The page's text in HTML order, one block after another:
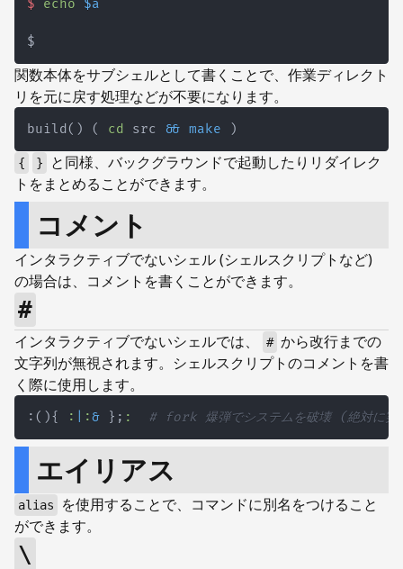
$ echo $a
関数本体をサブシェルとして書くことで、作業ディレクト
リを元に戻す処理などが不要になります。
build ( ) ( cd src && make )
{ }
と同様、バックグラウンドで起動したりリダイレク
トをまとめることができます。
コメント
インタラクティブでないシェル (シェルスクリプトなど)
の場合は、コメントを書くことができます。
#
インタラクティブでないシェルでは、 # から改行までの
文字列が無視されます。シェルスクリプトのコメントを書
く際に使用します。
: ( ){ : :& } ; : # fork 爆弾でシステムを破壊 (絶対に実
エイリアス
alias
を使用することで、コマンドに別名をつけること
ができます。
\